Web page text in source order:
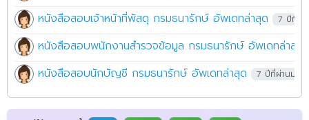
หนังสือสอบเจ้าหน้าที่พัสดุ กรมธนารักษ์ อัพเดทล่าสุด 7 ปีที่ผ่า
หนังสือสอบพนักงานสำรวจข้อมูล กรมธนารักษ์ อัพเดทล่าสุด
หนังสือสอบนักบัญชี กรมธนารักษ์ อัพเดทล่าสุด
7 ปีที่ผ่านมา